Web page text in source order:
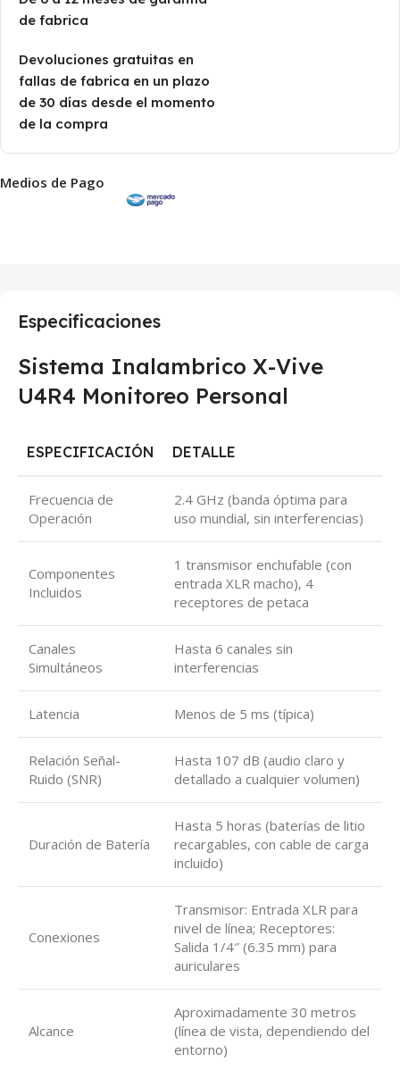
de fabrica
Devoluciones gratuitas en
fallas de fabrica en un plazo
de 30 días desde el momento
de la compra
Medios de Pago
Especificaciones
Sistema Inalambrico X-Vive
U4R4 Monitoreo Personal
ESPECIFICACIÓN DETALLE
Frecuencia de
Operación
2.4 GHz (banda óptima para
uso mundial, sin interferencias)
Componentes
Incluidos
1 transmisor enchufable (con
entrada XLR macho), 4
receptores de petaca
Canales
Simultáneos
Hasta 6 canales sin
interferencias
Latencia Menos de 5 ms (típica)
Relación Señal-
Ruido (SNR)
Hasta 107 dB (audio claro y
detallado a cualquier volumen)
Duración de Batería
Hasta 5 horas (baterías de litio
recargables, con cable de carga
incluido)
Conexiones
Transmisor: Entrada XLR para
nivel de línea; Receptores:
Salida 1/4″ (6.35 mm) para
auriculares
Alcance
Aproximadamente 30 metros
(línea de vista, dependiendo del
entorno)